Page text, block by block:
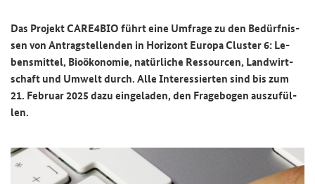
Das Pro­jektCARE4BIOführt eine Um­fra­ge zu den Be­dürf­nis­
sen von An­trag­stel­len­den in Ho­ri­zont Eu­ro­paCluster6: Le­
bens­mit­tel, Bio­öko­no­mie, na­tür­li­che Res­sour­cen, Land­wirt­
schaft und Um­welt durch. Alle In­ter­es­sier­ten sind bis zum
21. Fe­bru­ar 2025 dazu ein­ge­la­den, den Fra­ge­bo­gen aus­zu­fül­
len.